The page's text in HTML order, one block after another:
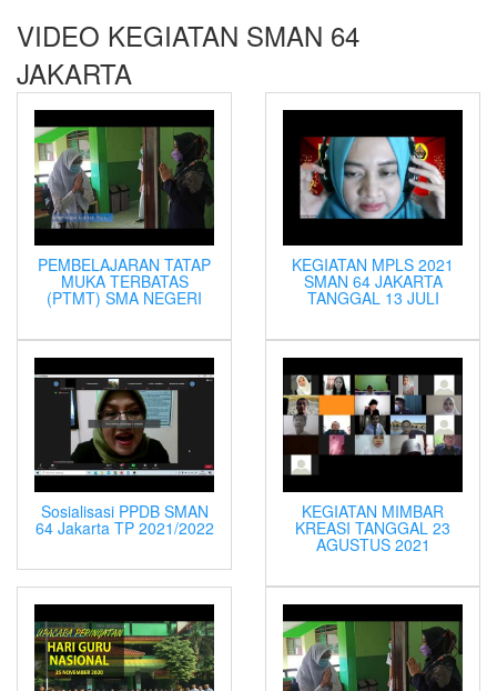
VIDEO KEGIATAN SMAN 64
JAKARTA
PEMBELAJARAN TATAP
MUKA TERBATAS
(PTMT) SMA NEGERI
KEGIATAN MPLS 2021
SMAN 64 JAKARTA
TANGGAL 13 JULI
Sosialisasi PPDB SMAN
64 Jakarta TP 2021/2022
KEGIATAN MIMBAR
KREASI TANGGAL 23
AGUSTUS 2021